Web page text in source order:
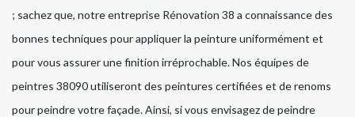
; sachez que, notre entreprise Rénovation 38 a connaissance des
bonnes techniques pour appliquer la peinture uniformément et
pour vous assurer une finition irréprochable. Nos équipes de
peintres 38090 utiliseront des peintures certifiées et de renoms
pour peindre votre façade. Ainsi, si vous envisagez de peindre